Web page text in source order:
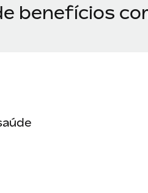
benefícios